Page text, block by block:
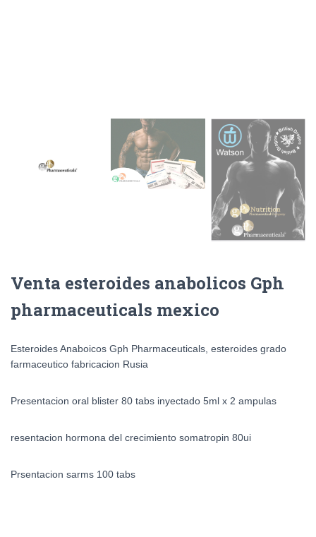
Venta esteroides anabolicos Gph
pharmaceuticals mexico
Esteroides Anaboicos Gph Pharmaceuticals, esteroides grado
farmaceutico fabricacion Rusia
Presentacion oral blister 80 tabs inyectado 5ml x 2 ampulas
resentacion hormona del crecimiento somatropin 80ui
Prsentacion sarms 100 tabs